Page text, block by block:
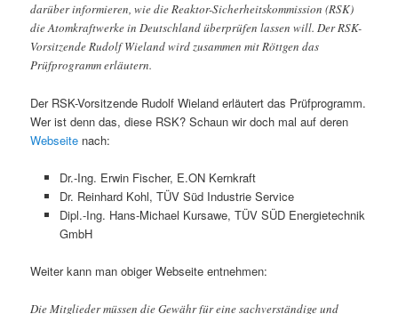
darüber informieren, wie die Reaktor-Sicherheitskommission (RSK)
die Atomkraftwerke in Deutschland überprüfen lassen will. Der RSK-
Vorsitzende Rudolf Wieland wird zusammen mit Röttgen das
Prüfprogramm erläutern.
Der RSK-Vorsitzende Rudolf Wieland erläutert das Prüfprogramm.
Wer ist denn das, diese RSK? Schaun wir doch mal auf deren
Webseite nach:
Dr.-Ing. Erwin Fischer, E.ON Kernkraft
Dr. Reinhard Kohl, TÜV Süd Industrie Service
Dipl.-Ing. Hans-Michael Kursawe, TÜV SÜD Energietechnik
GmbH
Weiter kann man obiger Webseite entnehmen:
Die Mitglieder müssen die Gewähr für eine sachverständige und